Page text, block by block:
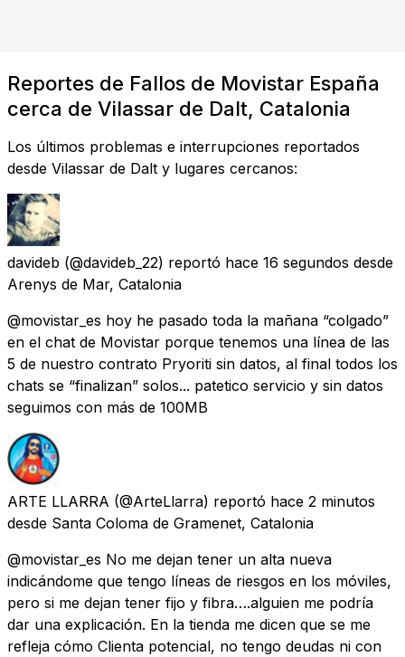
Reportes de Fallos de Movistar España
cerca de Vilassar de Dalt, Catalonia
Los últimos problemas e interrupciones reportados
desde Vilassar de Dalt y lugares cercanos:
davideb (@davideb_22) reportó hace 16 segundos desde
Arenys de Mar, Catalonia
@movistar_es hoy he pasado toda la mañana “colgado”
en el chat de Movistar porque tenemos una línea de las
5 de nuestro contrato Pryoriti sin datos, al final todos los
chats se “finalizan” solos... patetico servicio y sin datos
seguimos con más de 100MB
ARTE LLARRA (@ArteLlarra) reportó hace 2 minutos
desde Santa Coloma de Gramenet, Catalonia
@movistar_es No me dejan tener un alta nueva
indicándome que tengo líneas de riesgos en los móviles,
pero si me dejan tener fijo y fibra….alguien me podría
dar una explicación. En la tienda me dicen que se me
refleja cómo Clienta potencial, no tengo deudas ni con